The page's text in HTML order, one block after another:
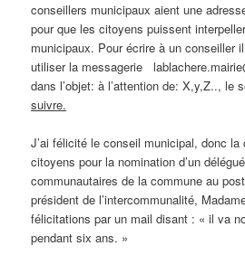
conseillers municipaux aient une
pour que les citoyens puissent
municipaux. Pour écrire à un conseiller
utiliser la messagerie
dans l’objet: à l’attention de: X,y,Z.., le
suivre.
J’ai félicité le conseil municipal, donc
citoyens pour la nomination d’un
communautaires de la commune au
président de l’intercommunalité,
félicitations par un mail disant : « il va
pendant six ans. »